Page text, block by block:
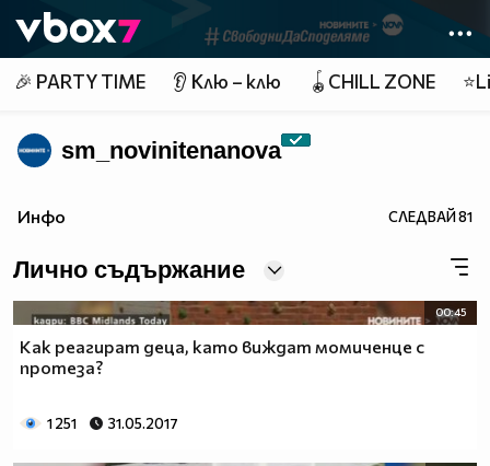
👾
🎉 PARTY TIME 👂 Клю – клю 🪀CHILL ZONE
sm_novinitenanova
Инфо СЛЕДВАЙ81
Лично съдържание
00:45
Как реагират деца, като виждат момиченце с
протеза?
1 251 31.05.2017